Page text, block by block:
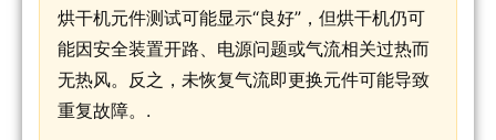
烘干机元件测试可能显示“良好”，但烘干机仍可
能因安全装置开路、电源问题或气流相关过热而
无热风。反之，未恢复气流即更换元件可能导致
重复故障。.